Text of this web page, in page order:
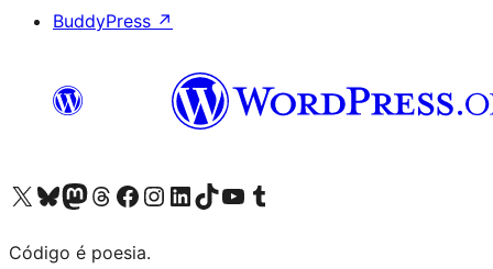
BuddyPress ↗
Visite a nossa conta X (antigo Twitter)
Visit our Bluesky account
Visit our Mastodon account
Visit our Threads account
Visite a nossa página do Facebook
Visite a nossa conta no Instagram
Visite a nossa conta no LinkedIn
Visit our TikTok account
Visit our YouTube channel
Visit our Tumblr account
Código é poesia.